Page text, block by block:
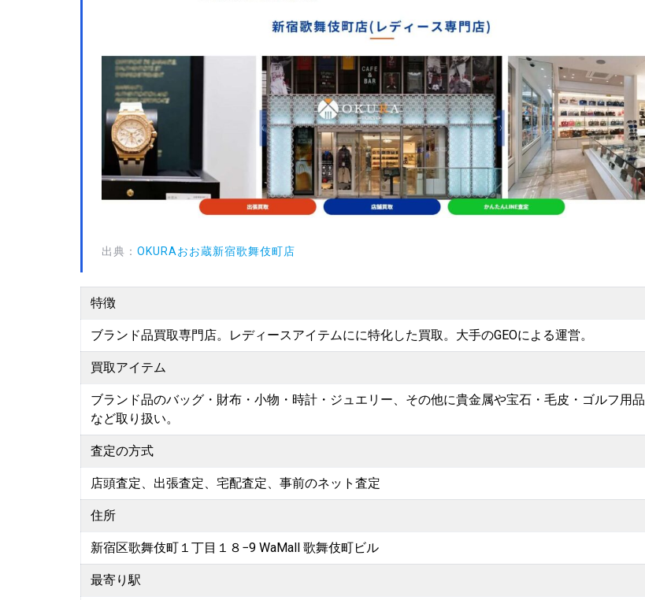
出典： OKURAおお蔵新宿歌舞伎町店
特徴
ブランド品買取専門店。レディースアイテムにに特化した買取。大手のGEOによる運営。
買取アイテム
ブランド品のバッグ・財布・小物・時計・ジュエリー、その他に貴金属や宝石・毛皮・ゴルフ用品
など取り扱い。
査定の方式
店頭査定、出張査定、宅配査定、事前のネット査定
住所
新宿区歌舞伎町１丁目１８−9 WaMall 歌舞伎町ビル
最寄り駅